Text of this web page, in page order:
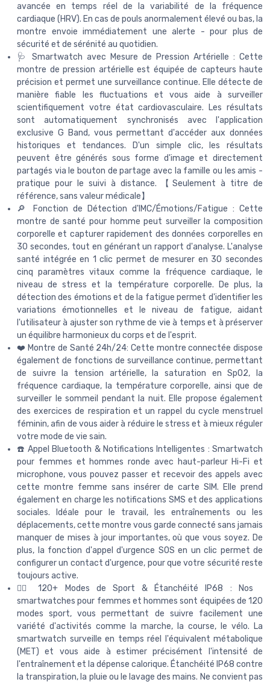
avancée en temps réel de la variabilité de la fréquence
cardiaque (HRV). En cas de pouls anormalement élevé ou bas, la
montre envoie immédiatement une alerte - pour plus de
sécurité et de sérénité au quotidien.
🩺 Smartwatch avec Mesure de Pression Artérielle : Cette
montre de pression artérielle est équipée de capteurs haute
précision et permet une surveillance continue. Elle détecte de
manière fiable les fluctuations et vous aide à surveiller
scientifiquement votre état cardiovasculaire. Les résultats
sont automatiquement synchronisés avec l'application
exclusive G Band, vous permettant d'accéder aux données
historiques et tendances. D'un simple clic, les résultats
peuvent être générés sous forme d'image et directement
partagés via le bouton de partage avec la famille ou les amis -
pratique pour le suivi à distance. 【Seulement à titre de
référence, sans valeur médicale】
🔎 Fonction de Détection d'IMC/Émotions/Fatigue : Cette
montre de santé pour homme peut surveiller la composition
corporelle et capturer rapidement des données corporelles en
30 secondes, tout en générant un rapport d'analyse. L'analyse
santé intégrée en 1 clic permet de mesurer en 30 secondes
cinq paramètres vitaux comme la fréquence cardiaque, le
niveau de stress et la température corporelle. De plus, la
détection des émotions et de la fatigue permet d'identifier les
variations émotionnelles et le niveau de fatigue, aidant
l'utilisateur à ajuster son rythme de vie à temps et à préserver
un équilibre harmonieux du corps et de l'esprit.
❤️ Montre de Santé 24h/24: Cette montre connectée dispose
également de fonctions de surveillance continue, permettant
de suivre la tension artérielle, la saturation en SpO2, la
fréquence cardiaque, la température corporelle, ainsi que de
surveiller le sommeil pendant la nuit. Elle propose également
des exercices de respiration et un rappel du cycle menstruel
féminin, afin de vous aider à réduire le stress et à mieux réguler
votre mode de vie sain.
☎️ Appel Bluetooth & Notifications Intelligentes : Smartwatch
pour femmes et hommes ronde avec haut-parleur Hi-Fi et
microphone, vous pouvez passer et recevoir des appels avec
cette montre femme sans insérer de carte SIM. Elle prend
également en charge les notifications SMS et des applications
sociales. Idéale pour le travail, les entraînements ou les
déplacements, cette montre vous garde connecté sans jamais
manquer de mises à jour importantes, où que vous soyez. De
plus, la fonction d'appel d'urgence SOS en un clic permet de
configurer un contact d'urgence, pour que votre sécurité reste
toujours active.
🏃‍♂️ 120+ Modes de Sport & Étanchéité IP68 : Nos
smartwatches pour femmes et hommes sont équipées de 120
modes sport, vous permettant de suivre facilement une
variété d'activités comme la marche, la course, le vélo. La
smartwatch surveille en temps réel l'équivalent métabolique
(MET) et vous aide à estimer précisément l'intensité de
l'entraînement et la dépense calorique. Étanchéité IP68 contre
la transpiration, la pluie ou le lavage des mains. Ne convient pas